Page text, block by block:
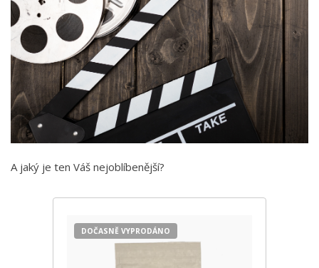
A jaký je ten Váš nejoblíbenější?
DOČASNĚ VYPRODÁNO